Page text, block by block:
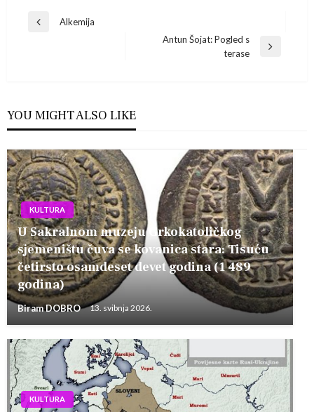
Navigacija
Previous
Alkemija
Antun Šojat: Pogled s
terase
YOU MIGHT ALSO LIKE
KULTURA
U Sakralnom muzeju Grkokatoličkog
sjemeništu čuva se kovanica stara: Tisuću
četirsto osamdeset devet godina (1 489
godina)
Biram DOBRO 13. svibnja 2026.
KULTURA